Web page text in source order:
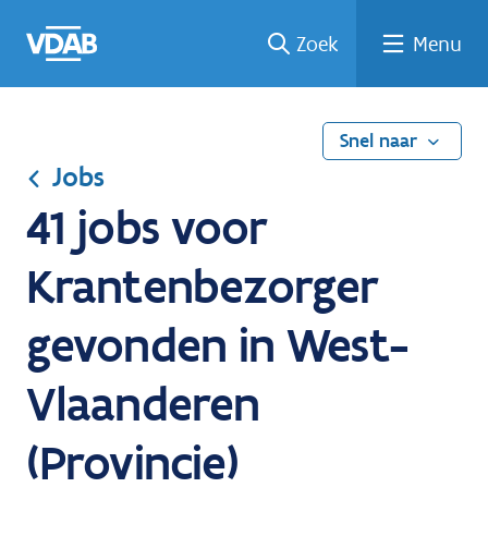
naar
een
een
job
naar
Zoek Menu
Snel naar
Jobs
41 jobs voor
Krantenbezorger
gevonden in West-
Vlaanderen
(Provincie)